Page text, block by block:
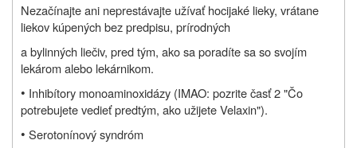
Nezačínajte ani neprestávajte užívať hocijaké lieky, vrátane
liekov kúpených bez predpisu, prírodných
a bylinných liečiv, pred tým, ako sa poradíte sa so svojím
lekárom alebo lekárnikom.
• Inhibítory monoaminoxidázy (IMAO: pozrite časť 2 "Čo
potrebujete vedieť predtým, ako užijete Velaxin").
• Serotonínový syndróm